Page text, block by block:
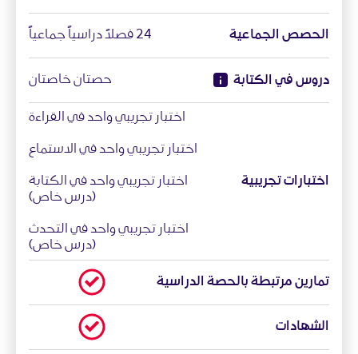
الحصص الجماعية 24 فصلاً دراسياً جماعياً
دروس في الكتابة حصتان خاصتان
اختبارات تجريبية
اختبار تجريبي واحد في القراءة
اختبار تجريبي واحد في الاستماع
اختبار تجريبي واحد في الكتابة
(درس خاص)
اختبار تجريبي واحد في التحدث
(درس خاص)
تمارين مرتبطة بالحصة الدراسية
الشهادات